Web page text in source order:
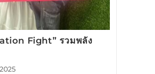
Fight” รวมพลัง